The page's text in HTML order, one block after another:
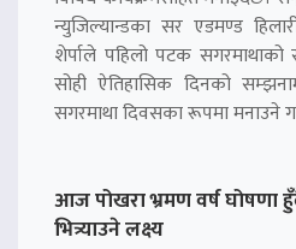
न्युजिल्यान्डका सर एडमण्ड
शेर्पाले पहिलो पटक
सोही ऐतिहासिक दिनको
सगरमाथा दिवसका रूपमा मनाउने
आज पोखरा भ्रमण वर्ष घोषणा
भित्र्याउने लक्ष्य